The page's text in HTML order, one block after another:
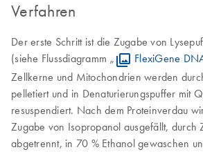
Verfahren
Der erste Schritt ist die Zugabe von
(siehe Flussdiagramm „
FlexiGene
Zellkerne und Mitochondrien werden
pelletiert und in Denaturierungspuffer mit
resuspendiert. Nach dem Proteinverdau
Zugabe von Isopropanol ausgefällt, durch
abgetrennt, in 70 % Ethanol gewaschen